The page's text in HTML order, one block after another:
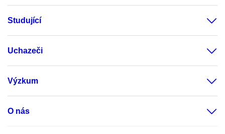
Studující
Uchazeči
Výzkum
O nás